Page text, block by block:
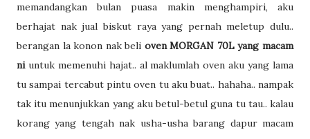
memandangkan bulan puasa makin menghampiri, aku
berhajat nak jual biskut raya yang pernah meletup dulu..
berangan la konon nak beli oven MORGAN 70L yang macam
ni untuk memenuhi hajat.. al maklumlah oven aku yang lama
tu sampai tercabut pintu oven tu aku buat.. hahaha.. nampak
tak itu menunjukkan yang aku betul-betul guna tu tau.. kalau
korang yang tengah nak usha-usha barang dapur macam